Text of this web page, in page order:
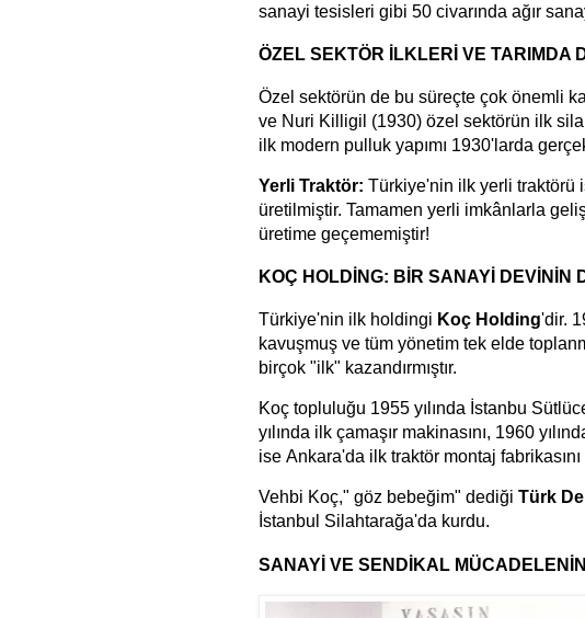
sanayi tesisleri gibi 50 civarında ağır
ÖZEL SEKTÖR İLKLERİ VE TARIMDA
Özel sektörün de bu süreçte çok önemli
ve Nuri Killigil (1930) özel sektörün ilk
ilk modern pulluk yapımı 1930'larda
Yerli Traktör: Türkiye'nin ilk yerli traktörü
üretilmiştir. Tamamen yerli imkânlarla
üretime geçememiştir!
KOÇ HOLDİNG: BİR SANAYİ DEVİNİN
Türkiye'nin ilk holdingi Koç Holding'dir.
kavuşmuş ve tüm yönetim tek elde
birçok "ilk" kazandırmıştır.
Koç topluluğu 1955 yılında İstanbu
yılında ilk çamaşır makinasını, 1960
ise Ankara'da ilk traktör montaj
Vehbi Koç," göz bebeğim" dediği Türk
İstanbul Silahtarağa'da kurdu.
SANAYİ VE SENDİKAL